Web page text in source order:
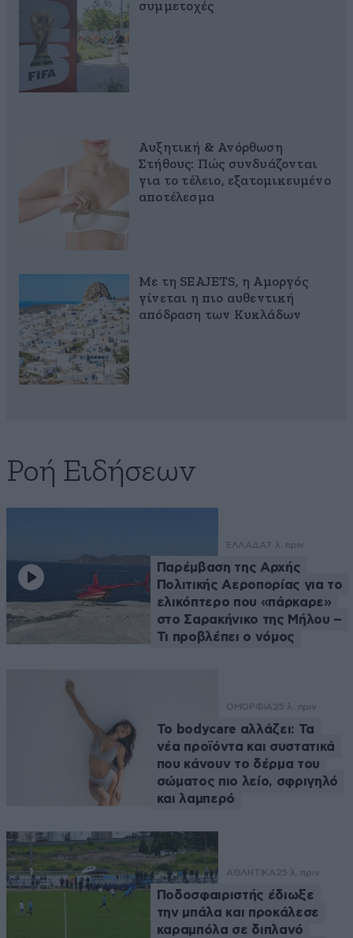
συμμετοχές
Αυξητική & Ανόρθωση
Στήθους: Πώς συνδυάζονται
για το τέλειο, εξατομικευμένο
αποτέλεσμα
Με τη SEAJETS, η Αμοργός
γίνεται η πιο αυθεντική
απόδραση των Κυκλάδων
Ροή Ειδήσεων
ΕΛΛΑΔΑ7 λ. πριν
Παρέμβαση της Αρχής
Πολιτικής Αεροπορίας για το
ελικόπτερο που «πάρκαρε»
στο Σαρακήνικο της Μήλου –
Τι προβλέπει ο νόμος
ΟΜΟΡΦΙΑ25 λ. πριν
Το bodycare αλλάζει: Τα
νέα προϊόντα και συστατικά
που κάνουν το δέρμα του
σώματος πιο λείο, σφριγηλό
και λαμπερό
ΑΘΛΗΤΙΚΑ25 λ. πριν
Ποδοσφαιριστής έδιωξε
την μπάλα και προκάλεσε
καραμπόλα σε διπλανό